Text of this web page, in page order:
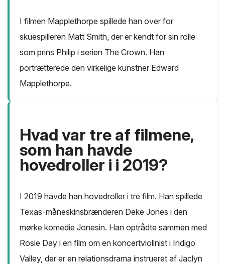
I filmen Mapplethorpe spillede han over for
skuespilleren Matt Smith, der er kendt for sin rolle
som prins Philip i serien The Crown. Han
portrætterede den virkelige kunstner Edward
Mapplethorpe.
Hvad var tre af filmene,
som han havde
hovedroller i i 2019?
I 2019 havde han hovedroller i tre film. Han spillede
Texas-måneskinsbrænderen Deke Jones i den
mørke komedie Jonesin. Han optrådte sammen med
Rosie Day i en film om en koncertviolinist i Indigo
Valley, der er en relationsdrama instrueret af Jaclyn